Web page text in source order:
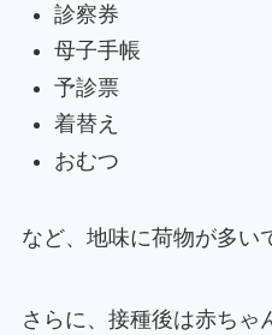
診察券
母子手帳
予診票
着替え
おむつ
など、地味に荷物が多い
さらに、接種後は赤ちゃ